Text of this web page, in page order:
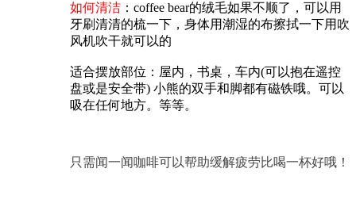
如何清洁 ：coffee bear的绒毛如果不顺了，可以用
牙刷清清的梳一下，身体用潮湿的布擦拭一下用吹
风机吹干就可以的
适合摆放部位：屋内，书桌，车内(可以抱在遥控
盘或是安全带) 小熊的双手和脚都有磁铁哦。可以
吸在任何地方。等等。
只需闻一闻咖啡可以帮助缓解疲劳比喝一杯好哦！